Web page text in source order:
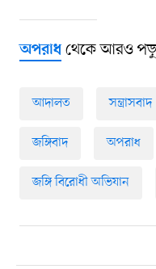
অপরাধথেকে আরও
আদালত সন্ত্রাসবাদ
জঙ্গিবাদ অপরাধ
জঙ্গি বিরোধী অভিযান